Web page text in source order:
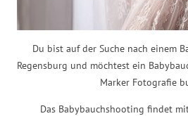
Du bist auf der Suche nach einem
Regensburg und möchtest ein
Marker Fotografie
Das Babybauchshooting findet